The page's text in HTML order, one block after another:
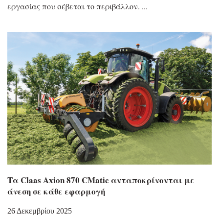
εργασίας που σέβεται το περιβάλλον.
Τα Claas Axion 870 CMatic ανταποκρίνονται με
άνεση σε κάθε εφαρμογή
26 Δεκεμβρίου 2025